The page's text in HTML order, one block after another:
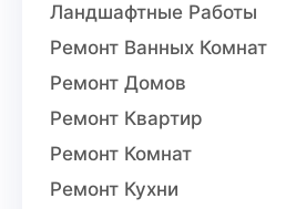
Ландшафтные Работы
Ремонт Ванных Комнат
Ремонт Домов
Ремонт Квартир
Ремонт Комнат
Ремонт Кухни